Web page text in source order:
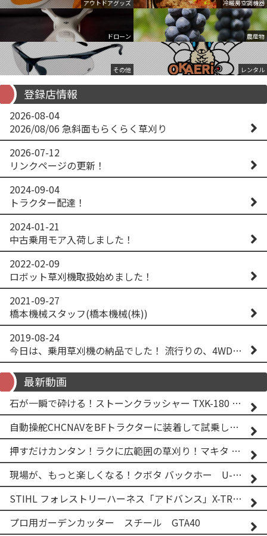
アウトドアグッズ 冷暖房空調機器
ドローン 農産物
その他 レンタル
登録店情報
2026-08-04
2026/08/06 急斜面もらくらく草刈り
2026-07-12
リンクページの更新！
2024-09-04
トラクター配達！
2024-01-21
中古乗用モア入荷しました！
2022-02-09
ロボット草刈機取扱始めました！
2021-09-27
橋本機械スタッフ(橋本機械(株))
2019-08-24
今日は、乗用草刈機の納品でした！ 流行りの、4WD！ #イセキアグリ #オーレック #四駆 #増税間近
最新動画
石が一瞬で砕ける！ストーンクラッシャー TXK-180 実演
自動操舵CHCNAVをBFトラクターに装着して試乗してみた！！ CHCNAV NX610
押すだけカンタン！ラクに広範囲の草刈り！マキタ バッテリー式草刈り機 MUG001G 2
現場が、もっと楽しくなる！クボタ バックホー U-25-3A
STIHL フォレストリーハーネス「アドバンス」X-TREEm
プロ用ガーデンカッター スチール GTA40